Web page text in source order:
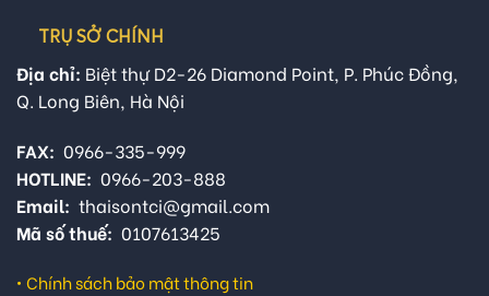
TRỤ SỞ CHÍNH
Địa chỉ: Biệt thự D2-26 Diamond Point, P. Phúc Đồng,
Q. Long Biên, Hà Nội
FAX: 0966-335-999
HOTLINE: 0966-203-888
Email: thaisontci@gmail.com
Mã số thuế: 0107613425
• Chính sách bảo mật thông tin